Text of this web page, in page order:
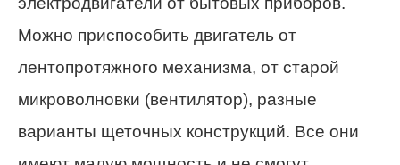
Можно приспособить двигатель от
лентопротяжного механизма, от старой
микроволновки (вентилятор), разные
варианты щеточных конструкций. Все они